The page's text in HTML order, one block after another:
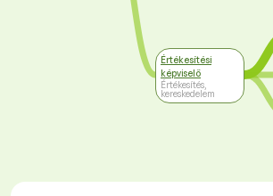
Értékesítési
képviselő
Értékesítés,
kereskedelem